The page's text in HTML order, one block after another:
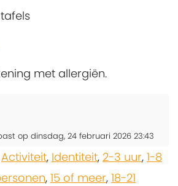
met allergiën.
op dinsdag, 24 februari 2026 23:43
Activiteit, Identiteit, 2-3 uur, 1-8
, 15 of meer, 18-21